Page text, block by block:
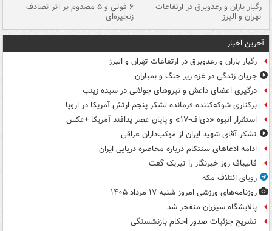
رگبار باران و رعدوبرق در ارتفاعات
تهران و البرز
۶ فوتی و ۵ مصدوم بر اثر تصادف
زنجیره‌ای
آخرین اخبار
رگبار باران و رعدوبرق در ارتفاعات تهران و البرز
جریان زندگی در غزه زیر جنگ و بمباران
درگیری اعضای داعش و نیروهای جولانی در سیده زینب
برکناری شوکه‌کننده فرمانده لشکر پنجم ارتش آمریکا در اروپا
استقرار انبوه «دی‌اف‑۱۷» و پایان عصر پدافند آمریکا +عکس
تشکر آقای شهید ایران از موکب‌داران عراقی
ادامه ادعاهای سنتکام درباره محاصره دریایی ایران
قالیباف روز خبرنگار را تبریک گفت
رویای ائتلاف مکه
روزنامه‌های ورزشی امروز ‌شنبه ۱۷ مرداد ۱۴۰۵
پالایشگاه سیزران منفجر شد
تشریح جزئیات صدور احکام بازنشستگی